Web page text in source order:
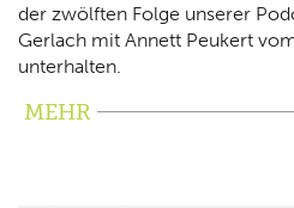
der zwölften Folge unserer
Gerlach mit Annett Peukert
unterhalten.
MEHR